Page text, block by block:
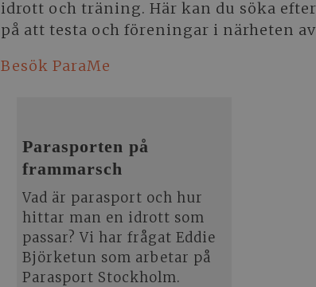
idrott och träning. Här kan du söka
på att testa och föreningar i närheten
Besök ParaMe
Parasporten på
frammarsch
Vad är parasport och hur
hittar man en idrott som
passar? Vi har frågat Eddie
Björketun som arbetar på
Parasport Stockholm.